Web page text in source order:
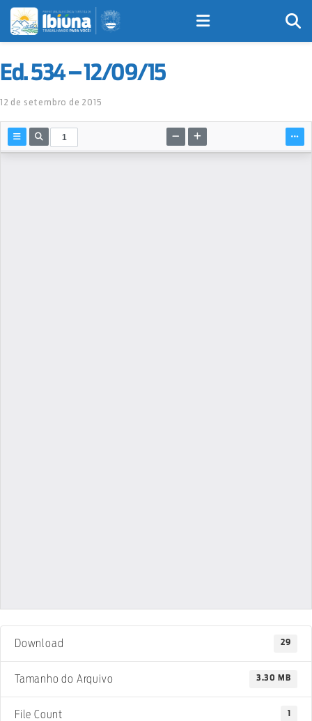
Ed. 534 – 12/09/15
12 de setembro de 2015
Download 29
Tamanho do Arquivo 3.30 MB
File Count 1